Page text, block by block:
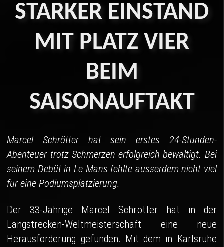
03 - Brünn
04 - Spa
Sponsoren
STARKER EINSTAND
MIT PLATZ VIER
BEIM
SAISONAUFTAKT
Marcel Schrötter hat sein erstes 24-Stunden-
Abenteuer trotz Schmerzen erfolgreich bewältigt. Bei
seinem Debüt in Le Mans fehlte ausserdem nicht viel
für eine Podiumsplatzierung.
Der 33-Jährige Marcel Schrötter hat in der
Langstrecken-Weltmeisterschaft eine neue
Herausforderung gefunden. Mit dem in Karlsruhe